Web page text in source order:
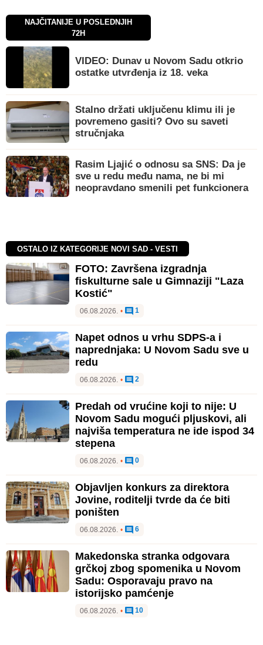
NAJČITANIJE U POSLEDNJIH
72H
VIDEO: Dunav u Novom Sadu otkrio
ostatke utvrđenja iz 18. veka
Stalno držati uključenu klimu ili je
povremeno gasiti? Ovo su saveti
stručnjaka
Rasim Ljajić o odnosu sa SNS: Da je
sve u redu među nama, ne bi mi
neopravdano smenili pet funkcionera
OSTALO IZ KATEGORIJE NOVI SAD - VESTI
FOTO: Završena izgradnja
fiskulturne sale u Gimnaziji "Laza
Kostić"
06.08.2026. • 1
Napet odnos u vrhu SDPS-a i
naprednjaka: U Novom Sadu sve u
redu
06.08.2026. • 2
Predah od vrućine koji to nije: U
Novom Sadu mogući pljuskovi, ali
najviša temperatura ne ide ispod 34
stepena
06.08.2026. • 0
Objavljen konkurs za direktora
Jovine, roditelji tvrde da će biti
poništen
06.08.2026. • 6
Makedonska stranka odgovara
grčkoj zbog spomenika u Novom
Sadu: Osporavaju pravo na
istorijsko pamćenje
06.08.2026. • 10